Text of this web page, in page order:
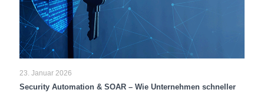
23. Januar 2026
Security Automation & SOAR – Wie Unternehmen schneller